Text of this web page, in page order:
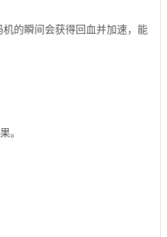
机的瞬间会获得回血并加速，能
。